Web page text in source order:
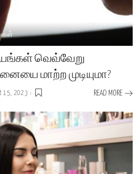
வெவ்வேறு
மாற்ற முடியுமா?
15, 2023 READ MORE